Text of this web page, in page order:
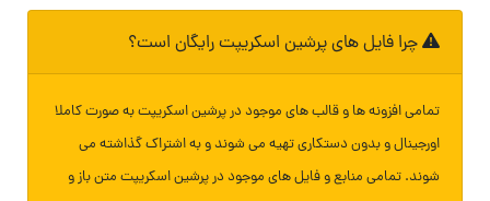
چرا فایل های پرشین اسکریپت رایگان است؟
تمامی افزونه ها و قالب های موجود در پرشین اسکریپت به صورت کاملا
اورجینال و بدون دستکاری تهیه می شوند و به اشتراک گذاشته می
شوند. تمامی منابع و فایل های موجود در پرشین اسکریپت متن باز و